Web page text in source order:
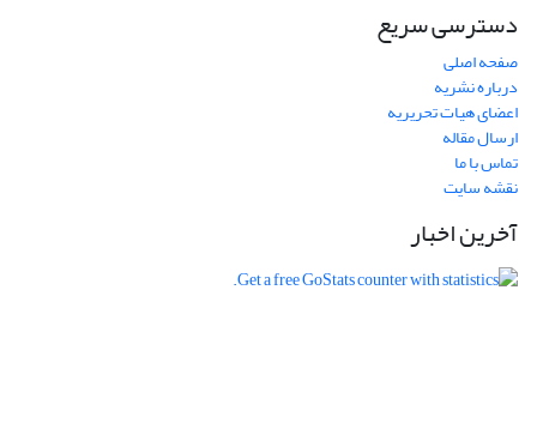
دسترسی سریع
صفحه اصلی
درباره نشریه
اعضای هیات تحریریه
ارسال مقاله
تماس با ما
نقشه سایت
آخرین اخبار